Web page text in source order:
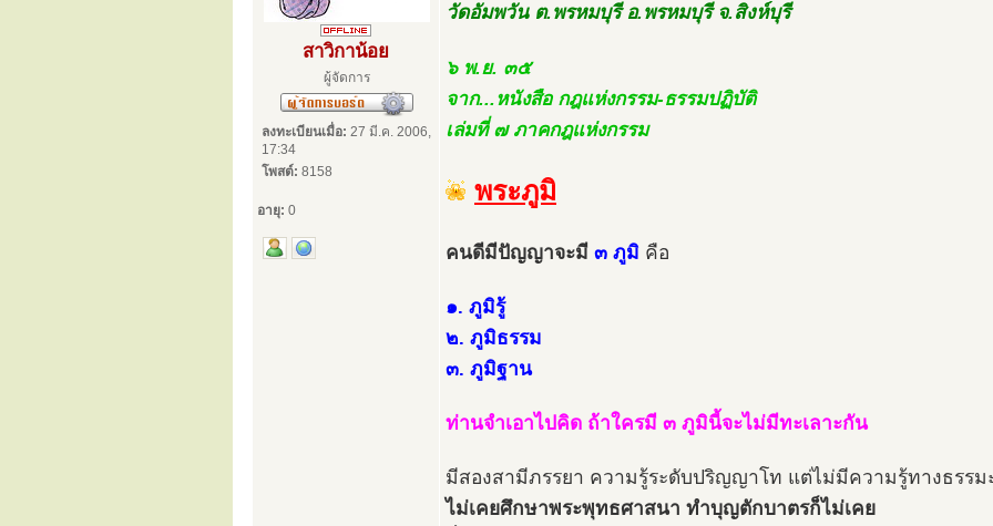
สาวิกาน้อย
ผู้จัดการ
ลงทะเบียนเมื่อ: 27 มี.ค. 2006,
17:34
โพสต์: 8158
อายุ: 0
วัดอัมพวัน ต.พรหมบุรี อ.พรหมบุรี จ.สิงห์บุรี
๖ พ.ย. ๓๕
จาก...หนังสือ กฎแห่งกรรม-ธรรมปฏิบัติ
เล่มที่ ๗ ภาคกฎแห่งกรรม
พระภูมิ
คนดีมีปัญญาจะมี ๓ ภูมิ คือ
๑. ภูมิรู้
๒. ภูมิธรรม
๓. ภูมิฐาน
ท่านจำเอาไปคิด ถ้าใครมี ๓ ภูมินี้จะไม่มีทะเลาะกัน
มีสองสามีภรรยา ความรู้ระดับปริญญาโท แต่ไม่มีความรู้ทางธรรม
ไม่เคยศึกษาพระพุทธศาสนา ทำบุญตักบาตรก็ไม่เคย